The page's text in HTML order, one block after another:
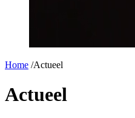
Home /Actueel
Actueel